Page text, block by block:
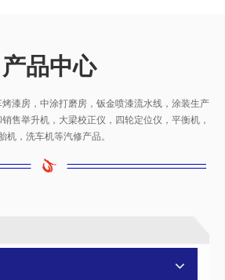
产品中心
漆房，中涂打磨房，钣金喷漆流水线，涂装生产
售举升机，大梁校正仪，四轮定位仪，平衡机，
机，洗车机等汽修产品。